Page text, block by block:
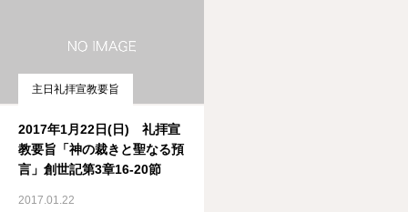
主日礼拝宣教要旨
2017年1月22日(日) 礼拝宣
教要旨「神の裁きと聖なる預
言」創世記第3章16-20節
2017.01.22